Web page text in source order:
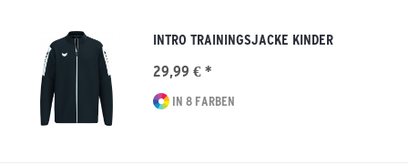
INTRO TRAININGSJACKE KINDER
29,99 € *
IN 8 FARBEN